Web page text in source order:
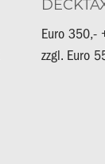
Euro 350,-
zzgl. Euro